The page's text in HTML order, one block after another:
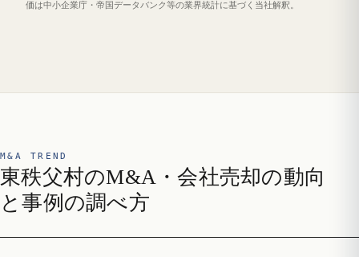
価は中小企業庁・帝国データバンク等の業界統計に基づく当社解釈。
M&A TREND
東秩父村のM&A・会社売却の動向
と事例の調べ方